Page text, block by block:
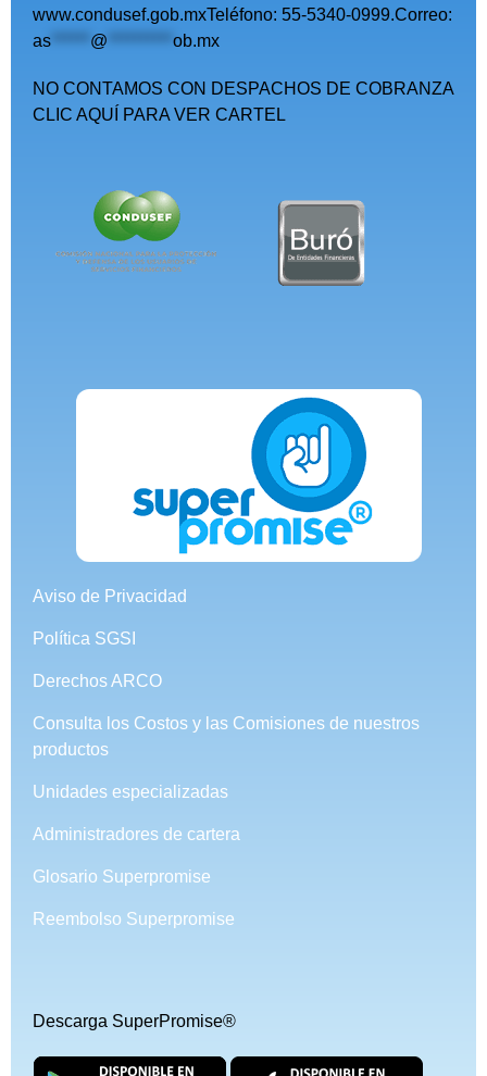
www.condusef.gob.mxTeléfono: 55-5340-0999.Correo:
as ****** @ ********** ob.mx
NO CONTAMOS CON DESPACHOS DE COBRANZA
CLIC AQUÍ PARA VER CARTEL
Aviso de Privacidad
Política SGSI
Derechos ARCO
Consulta los Costos y las Comisiones de nuestros
productos
Unidades especializadas
Administradores de cartera
Glosario Superpromise
Reembolso Superpromise
Descarga SuperPromise®